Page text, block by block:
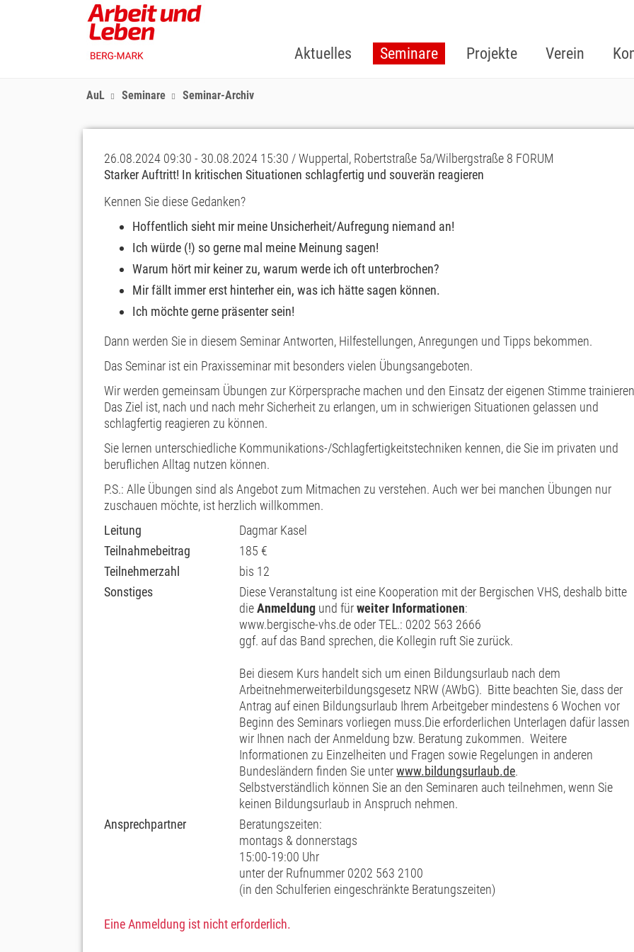
Aktuelles Seminare Projekte Verein
AuL Seminare Seminar-Archiv
26.08.2024 09:30 - 30.08.2024 15:30 / Wuppertal, Robertstraße 5a/Wilbergstraße 8 FORUM
Starker Auftritt! In kritischen Situationen schlagfertig und souverän reagieren
Kennen Sie diese Gedanken?
Hoffentlich sieht mir meine Unsicherheit/Aufregung niemand an!
Ich würde (!) so gerne mal meine Meinung sagen!
Warum hört mir keiner zu, warum werde ich oft unterbrochen?
Mir fällt immer erst hinterher ein, was ich hätte sagen können.
Ich möchte gerne präsenter sein!
Dann werden Sie in diesem Seminar Antworten, Hilfestellungen, Anregungen und Tipps bekommen.
Das Seminar ist ein Praxisseminar mit besonders vielen Übungsangeboten.
Wir werden gemeinsam Übungen zur Körpersprache machen und den Einsatz der eigenen Stimme
Das Ziel ist, nach und nach mehr Sicherheit zu erlangen, um in schwierigen Situationen gelassen und
schlagfertig reagieren zu können.
Sie lernen unterschiedliche Kommunikations-/Schlagfertigkeitstechniken kennen, die Sie im privaten und
beruflichen Alltag nutzen können.
P.S.: Alle Übungen sind als Angebot zum Mitmachen zu verstehen. Auch wer bei manchen Übungen nur
zuschauen möchte, ist herzlich willkommen.
Leitung
Dagmar Kasel
Teilnahmebeitrag
185 €
Teilnehmerzahl
bis 12
Sonstiges
Diese Veranstaltung ist eine Kooperation mit der Bergischen VHS, deshalb bitte
dieAnmeldung und fürweiter Informationen:
www.bergische-vhs.de oder TEL.: 0202 563 2666
ggf. auf das Band sprechen, die Kollegin ruft Sie zurück.
Bei diesem Kurs handelt sich um einen Bildungsurlaub nach dem
Arbeitnehmerweiterbildungsgesetz NRW (AWbG). Bitte beachten Sie, dass der
Antrag auf einen Bildungsurlaub Ihrem Arbeitgeber mindestens 6 Wochen vor
Beginn des Seminars vorliegen muss.Die erforderlichen Unterlagen dafür lassen
wir Ihnen nach der Anmeldung bzw. Beratung zukommen. Weitere
Informationen zu Einzelheiten und Fragen sowie Regelungen in anderen
Bundesländern finden Sie unterwww.bildungsurlaub.de.
Selbstverständlich können Sie an den Seminaren auch teilnehmen, wenn Sie
keinen Bildungsurlaub in Anspruch nehmen.
Ansprechpartner
Beratungszeiten:
montags & donnerstags
15:00-19:00 Uhr
unter der Rufnummer 0202 563 2100
(in den Schulferien eingeschränkte Beratungszeiten)
Eine Anmeldung ist nicht erforderlich.